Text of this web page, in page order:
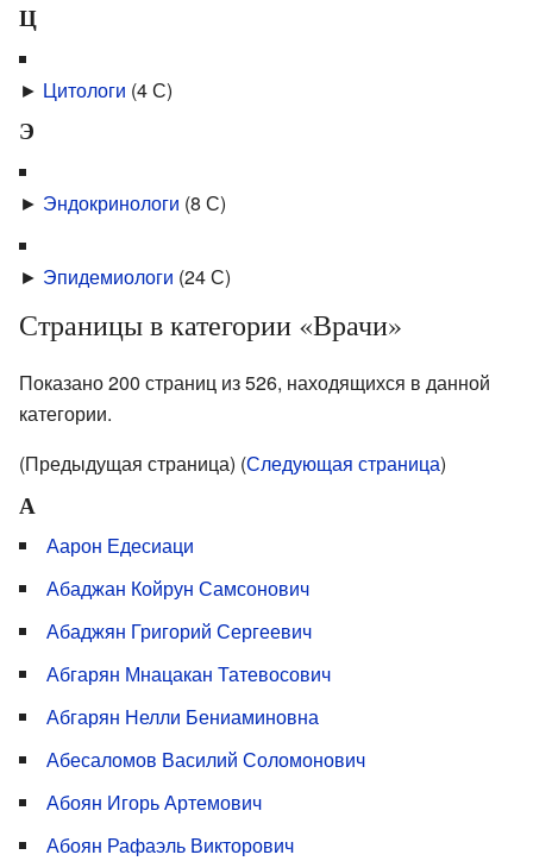
Ц
► Цитологи (4 С)
Э
► Эндокринологи (8 С)
► Эпидемиологи (24 С)
Страницы в категории «Врачи»
Показано 200 страниц из 526, находящихся в данной
категории.
(Предыдущая страница) (Следующая страница)
А
Аарон Едесиаци
Абаджан Койрун Самсонович
Абаджян Григорий Сергеевич
Абгарян Мнацакан Татевосович
Абгарян Нелли Бениаминовна
Абесаломов Василий Соломонович
Абоян Игорь Артемович
Абоян Рафаэль Викторович